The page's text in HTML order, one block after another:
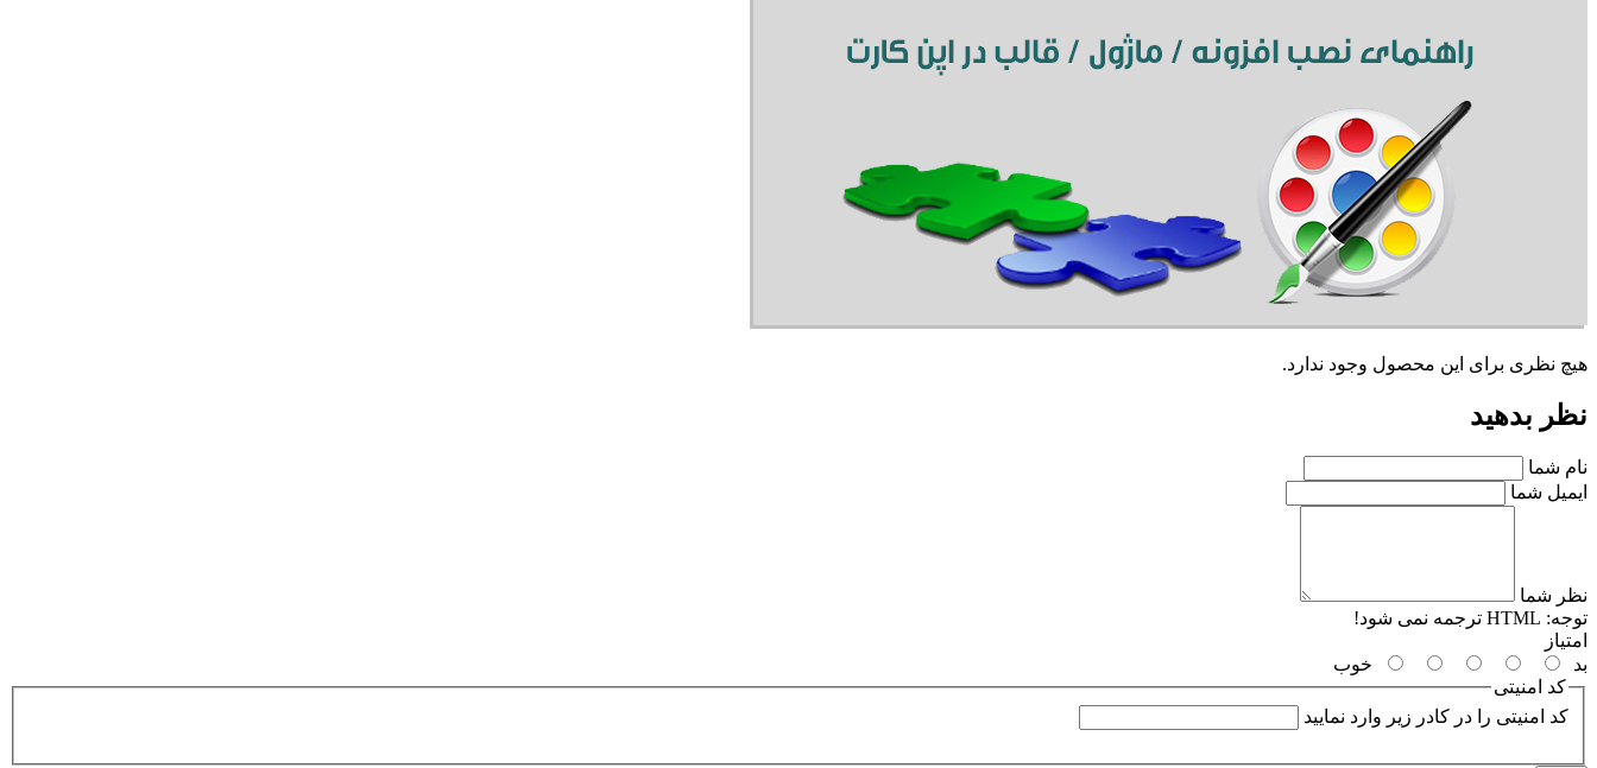
هیچ نظری برای این محصول وجود ندارد.
نظر بدهید
نام شما
ایمیل شما
نظر شما
توجه:
امتیاز
بد
خوب
کد امنیتی
کد امنیتی را در کادر زیر وارد نمایید